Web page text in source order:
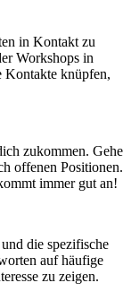
in Kontakt zu
Workshops in
Kontakte knüpfen,
zukommen. Gehe
offenen Positionen.
immer gut an!
die spezifische
auf häufige
zu zeigen.